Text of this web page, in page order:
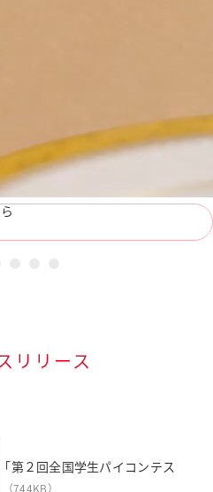
リリース
第２回全国学生パイコンテス
（744KB）